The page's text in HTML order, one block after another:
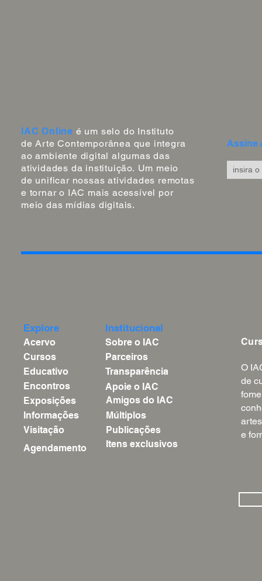
Assine
IAC Online é um selo do Instituto
de Arte Contemporânea que integra
ao ambiente digital algumas das
atividades da instituição. Um meio
de unificar nossas atividades remotas
e tornar o IAC maisacessível por
meio das mídias digitais.
Explore
Acervo
Cursos
Educativo
Encontros
Exposições
Informações
Visitação
Agendamento
Institucional
Sobre o IAC
Parceiros
Transparência
Apoie o IAC
Amigos do IAC
Múltiplos
Publicações
Itens exclusivos
O
de
e